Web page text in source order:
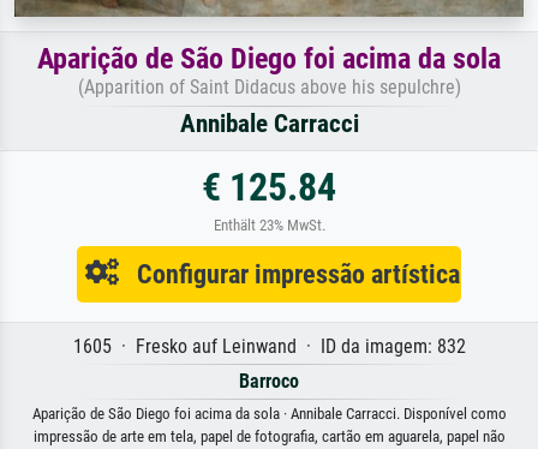
Aparição de São Diego foi acima da sola
(Apparition of Saint Didacus above his sepulchre)
Annibale Carracci
€ 125.84
Enthält 23% MwSt.
Configurar impressão artística
1605 · Fresko auf Leinwand · ID da imagem: 832
Barroco
Aparição de São Diego foi acima da sola · Annibale Carracci. Disponível como
impressão de arte em tela, papel de fotografia, cartão em aguarela, papel não